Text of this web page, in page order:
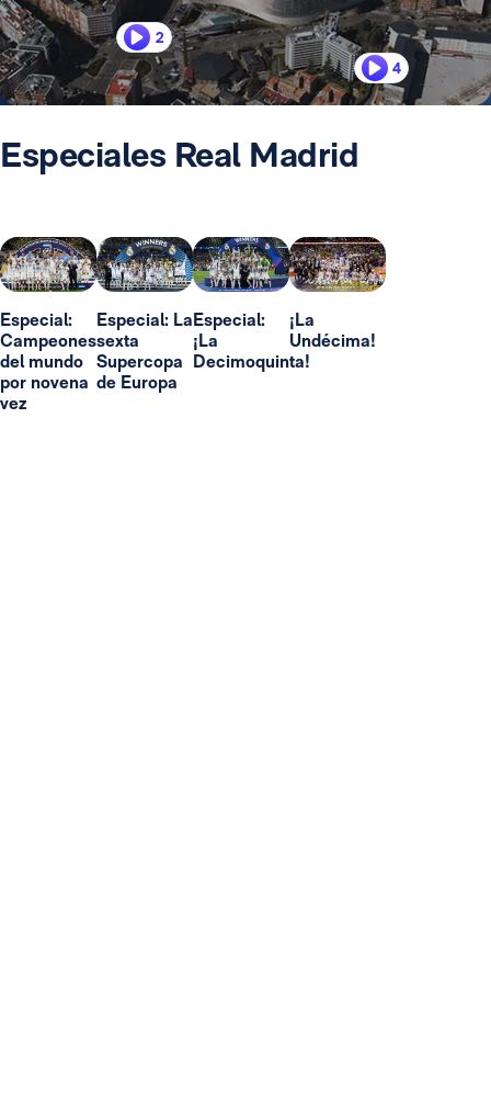
2
4
Especiales Real Madrid
Especial:
Campeones
del mundo
por novena
vez
Especial: La
sexta
Supercopa
de Europa
Especial:
¡La
Decimoquinta!
¡La
Undécima!